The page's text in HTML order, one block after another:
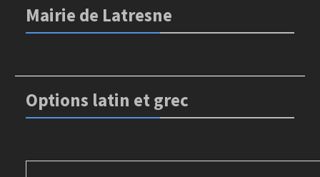
Mairie de Latresne
Options latin et grec